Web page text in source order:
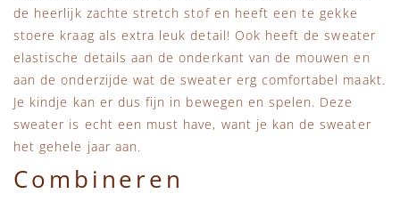
Tiny Cottons
de heerlijk zachte stretch stof en heeft een te gekke
stoere kraag als extra leuk detail! Ook heeft de sweater
elastische details aan de onderkant van de mouwen en
aan de onderzijde wat de sweater erg comfortabel maakt.
Je kindje kan er dus fijn in bewegen en spelen. Deze
sweater is echt een must have, want je kan de sweater
het gehele jaar aan.
Combineren